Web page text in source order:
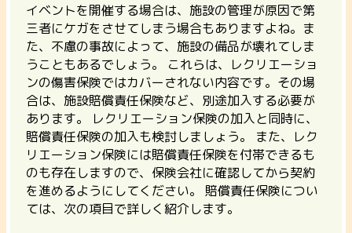
イベントを開催する場合は、施設の管理が原因で第
三者にケガをさせてしまう場合もありますよね。ま
た、不慮の事故によって、施設の備品が壊れてしま
うこともあるでしょう。 これらは、レクリエーショ
ンの傷害保険ではカバーされない内容です。その場
合は、 施設賠償責任保険など、別途加入する必要が
あります。
レクリエーション保険の加入と同時に、
賠償責任保険の加入も検討しましょう。 また、
レク
リエーション保険には賠償責任保険を付帯できるも
のも存在しますので、保険会社に確認してから契約
を進めるようにしてください。 賠償責任保険につい
ては、次の項目で詳しく紹介します。